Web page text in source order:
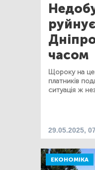
часом
Щороку на
платників
ситуація ж
29.05.2025,
ЕКОНОМІКА